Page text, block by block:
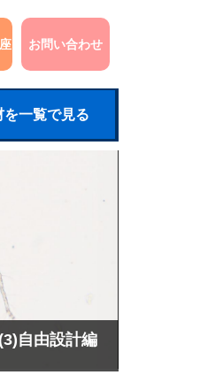
お問い合わせ
を一覧で見る
自由設計編